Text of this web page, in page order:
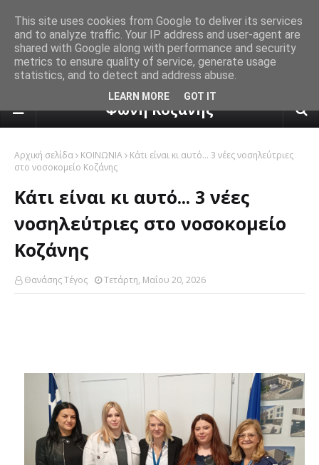
πρόγνωση καιρού από το
Φωνή Κοζάνης
Αρχική σελίδα ΚΟΙΝΩΝΙΑ
Κάτι είναι κι αυτό... 3 νέες νοσηλεύτριες
στο νοσοκομείο Κοζάνης
Κάτι είναι κι αυτό... 3 νέες
νοσηλεύτριες στο νοσοκομείο
Κοζάνης
Θανάσης Τέγος Τετάρτη, Μαΐου 20, 2026
This site uses cookies from Google to deliver its services
and to analyze traffic. Your IP address and user-agent are
shared with Google along with performance and security
metrics to ensure quality of service, generate usage
statistics, and to detect and address abuse.
LEARN MORE GOT IT